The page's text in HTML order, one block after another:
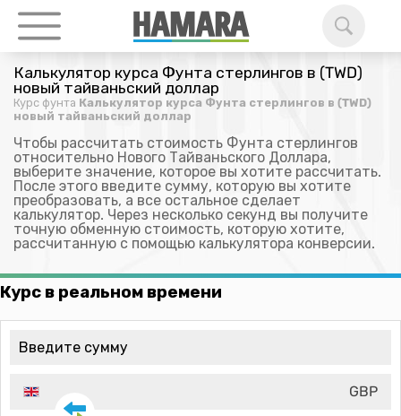
Калькулятор курса Фунта стерлингов в (TWD)
новый тайваньский доллар
Курс фунта Калькулятор курса Фунта стерлингов в (TWD)
новый тайваньский доллар
Чтобы рассчитать стоимость Фунта стерлингов
относительно Нового Тайваньского Доллара,
выберите значение, которое вы хотите рассчитать.
После этого введите сумму, которую вы хотите
преобразовать, а все остальное сделает
калькулятор. Через несколько секунд вы получите
точную обменную стоимость, которую хотите,
рассчитанную с помощью калькулятора конверсии.
Курс в реальном времени
GBP